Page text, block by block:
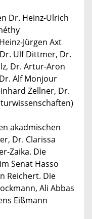
Dr. Heinz-Ulrich
Jürgen Axt
Ulf Dittmer, Dr.
Dr. Artur-Aron
Alf Monjour
Zellner, Dr.
akadmischen
Dr. Clarissa
Zaika. Die
Senat Hasso
Reichert. Die
Ali Abbas
Eißmann